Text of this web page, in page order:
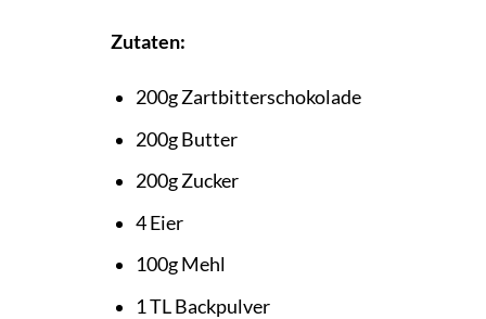
Zutaten:
200g Zartbitterschokolade
200g Butter
200g Zucker
4 Eier
100g Mehl
1 TL Backpulver